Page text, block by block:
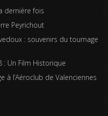
dernière fois
Peyrichout
: souvenirs du tournage
: Un Film Historique
à l’Aéroclub de Valenciennes